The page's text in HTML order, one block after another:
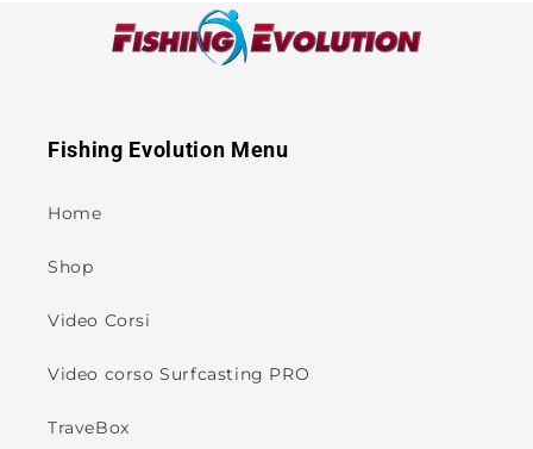
Fishing Evolution Menu
Home
Shop
Video Corsi
Video corso Surfcasting PRO
TraveBox